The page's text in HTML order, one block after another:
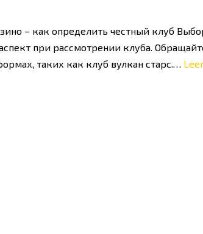
– как определить честный клуб
при рассмотрении клуба.
таких как клуб вулкан старс.…